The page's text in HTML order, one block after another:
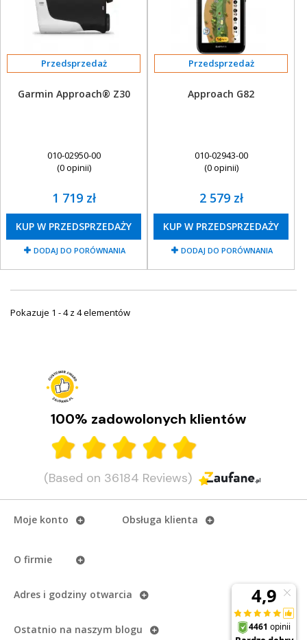
Przedsprzedaż
Garmin Approach® Z30
010-02950-00
(0 opinii)
1 719 zł
KUP W PRZEDSPRZEDAŻY
DODAJ DO PORÓWNANIA
Przedsprzedaż
Approach G82
010-02943-00
(0 opinii)
2 579 zł
KUP W PRZEDSPRZEDAŻY
DODAJ DO PORÓWNANIA
Pokazuje 1 - 4 z 4 elementów
100% zadowolonych klientów
(Based on 36184 Reviews)
Moje konto
O firmie
Obsługa klienta
Adres i godziny otwarcia
Ostatnio na naszym blogu